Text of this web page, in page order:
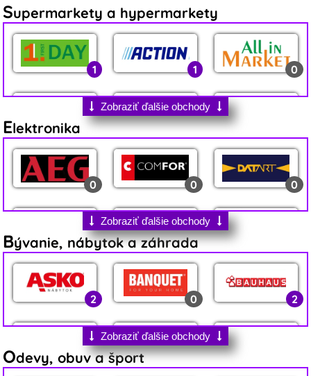
Supermarkety a hypermarkety
1 1 0
0 1
1 5 4
0 1
0 2 1
0 4 1
Zobraziť ďalšie obchody
Elektronika
0 0 0
0 2
0 1 0
0 0
Zobraziť ďalšie obchody
Bývanie, nábytok a záhrada
2 0 2
0 1
Zobraziť ďalšie obchody
Odevy, obuv a šport